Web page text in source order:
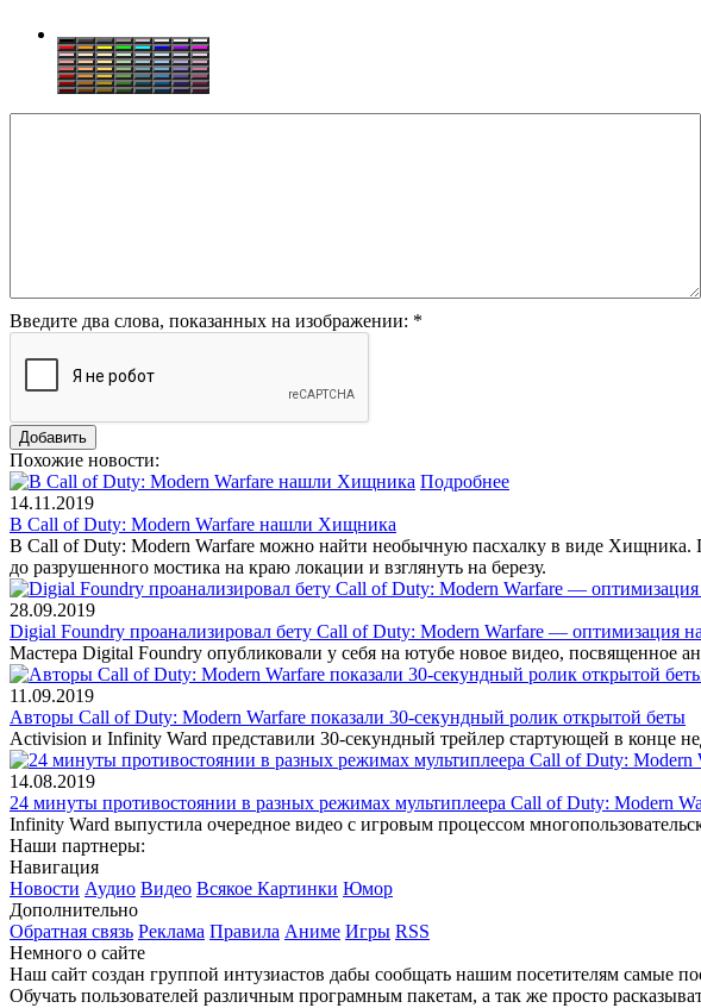
Введите два слова, показанных на изображении: *
Похожие новости:
Подробнее
14.11.2019
В Call of Duty: Modern Warfare нашли Хищника
В Call of Duty: Modern Warfare можно найти необычную пасхалку в виде Хищника.
до разрушенного мостика на краю локации и взглянуть на березу.
28.09.2019
Digial Foundry проанализировал бету Call of Duty: Modern Warfare — оптимизация
Мастера Digital Foundry опубликовали у себя на ютубе новое видео, посвященное
11.09.2019
Авторы Call of Duty: Modern Warfare показали 30-секундный ролик открытой беты
Activision и Infinity Ward представили 30-секундный трейлер стартующей в конце
14.08.2019
24 минуты противостоянии в разных режимах мультиплеера Call of Duty: Modern
Infinity Ward выпустила очередное видео с игровым процессом
Наши партнеры:
Навигация
Новости Аудио Видео Всякое Картинки Юмор
Дополнительно
Обратная связь Реклама Правила Аниме Игры RSS
Немного о сайте
Наш сайт создан группой интузиастов дабы сообщать нашим посетителям самые
Обучать пользователей различным програмным пакетам, а так же просто